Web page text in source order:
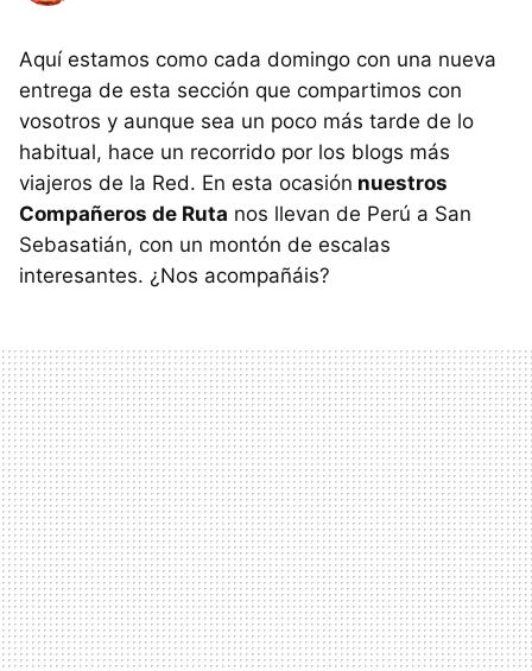
Aquí estamos como cada domingo con una nueva
entrega de esta sección que compartimos con
vosotros y aunque sea un poco más tarde de lo
habitual, hace un recorrido por los blogs más
viajeros de la Red. En esta ocasión nuestros
Compañeros de Ruta nos llevan de Perú a San
Sebasatián, con un montón de escalas
interesantes. ¿Nos acompañáis?